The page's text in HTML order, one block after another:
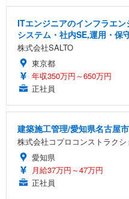
ITエンジニアのインフラエ
システム・社内SE,運用・保
株式会社SALTO
東京都
年収350万円～650万円
正社員
建築施工管理/愛知県名古屋
株式会社コプロコンストラクシ
愛知県
月給37万円～47万円
正社員